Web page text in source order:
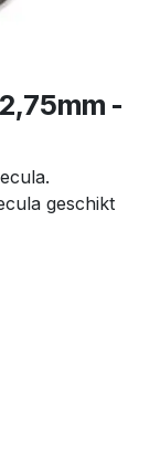
-
geschikt